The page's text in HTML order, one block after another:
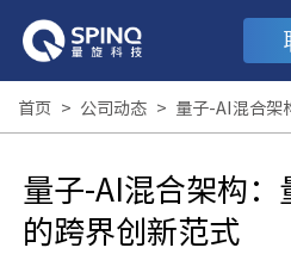
首页 > 公司动态 > 量子-AI混合架构
量子-AI混合架构
的跨界创新范式